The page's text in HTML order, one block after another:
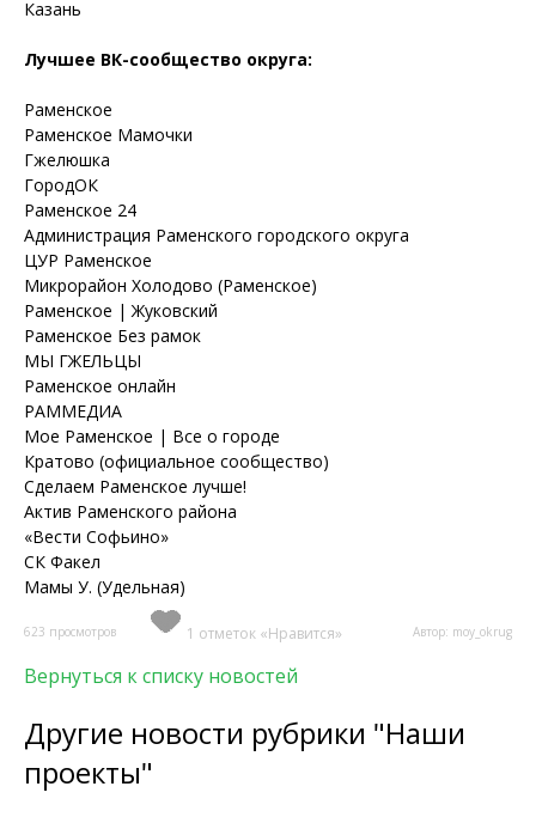
Казань
Лучшее ВК-сообщество округа:
Раменское
Раменское Мамочки
Гжелюшка
ГородОК
Раменское 24
Администрация Раменского городского округа
ЦУР Раменское
Микрорайон Холодово (Раменское)
Раменское | Жуковский
Раменское Без рамок
МЫ ГЖЕЛЬЦЫ
Раменское онлайн
РАММЕДИА
Мое Раменское | Все о городе
Кратово (официальное сообщество)
Сделаем Раменское лучше!
Актив Раменского района
«Вести Софьино»
СК Факел
Мамы У. (Удельная)
623 просмотров 1 отметок «Нравится» Автор: moy_okrug
Вернуться к списку новостей
Другие новости рубрики "Наши
проекты"